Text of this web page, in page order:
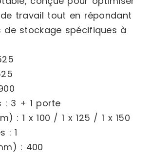
travail tout en répondant
de stockage spécifiques à
: 3 + 1 porte
: 1 x 100 / 1 x 125 / 1 x 150
: 1
: 400